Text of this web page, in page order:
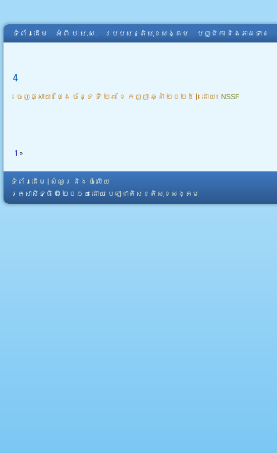
ទំព័រដើម អំពី​ ប.ស.ស. របបសន្តិសុខសង្គម បញ្ជិកា និងភាគទាន
4
ចេញផ្សាយ៖ ថ្ងៃ ច័ន្ទ ទី ២៩ ខែ កញ្ញា ឆ្នាំ ២០២៥ | ដោយ៖ NSSF
1 »
ទំព័រដើម
សំណួរ និង ចំលើយ
រក្សាសិទ្ធិ © ២០១៤ ដោយ​ បេឡាជាតិសន្តិសុខសង្គម